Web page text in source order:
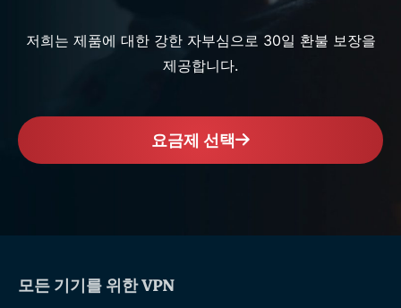
저희는 제품에 대한 강한 자부심으로 30일 환불 보장을
제공합니다.
요금제 선택
모든 기기를 위한 VPN